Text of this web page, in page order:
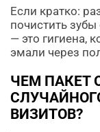
Если кратко:
почистить
— это гигиена,
эмали через
ЧЕМ ПАКЕТ
ВИЗИТОВ?